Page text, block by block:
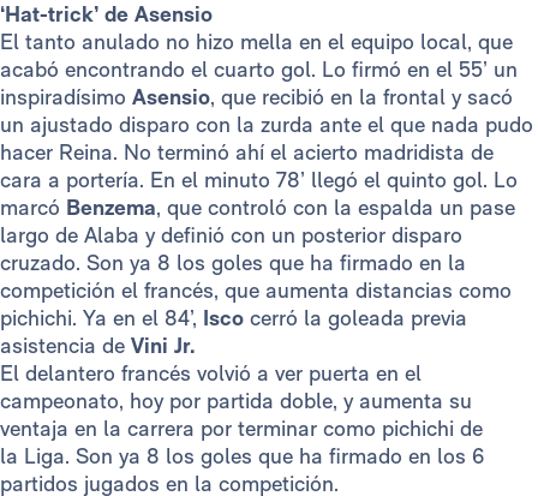
‘Hat-trick’ de Asensio
El tanto anulado no hizo mella en el equipo local, que
acabó encontrando el cuarto gol. Lo firmó en el 55’ un
inspiradísimo Asensio, que recibió en la frontal y sacó
un ajustado disparo con la zurda ante el que nada pudo
hacer Reina. No terminó ahí el acierto madridista de
cara a portería. En el minuto 78’ llegó el quinto gol. Lo
marcó Benzema, que controló con la espalda un pase
largo de Alaba y definió con un posterior disparo
cruzado. Son ya 8 los goles que ha firmado en la
competición el francés, que aumenta distancias como
pichichi. Ya en el 84’, Isco cerró la goleada previa
asistencia de Vini Jr.
El delantero francés volvió a ver puerta en el
campeonato, hoy por partida doble, y aumenta su
ventaja en la carrera por terminar como pichichi de
la Liga. Son ya 8 los goles que ha firmado en los 6
partidos jugados en la competición.